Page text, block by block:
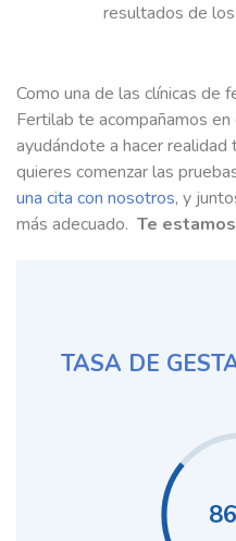
resultados de
Como una de las clínicas de
Fertilab te acompañamos en
ayudándote a hacer
quieres comenzar las
una cita con nosotros, y
más adecuado. Te
TASA DE